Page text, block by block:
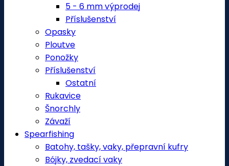
5 - 6 mm výprodej
Příslušenství
Opasky
Ploutve
Ponožky
Příslušenství
Ostatní
Rukavice
Šnorchly
Závaží
Spearfishing
Batohy, tašky, vaky, přepravní kufry
Bójky, zvedací vaky